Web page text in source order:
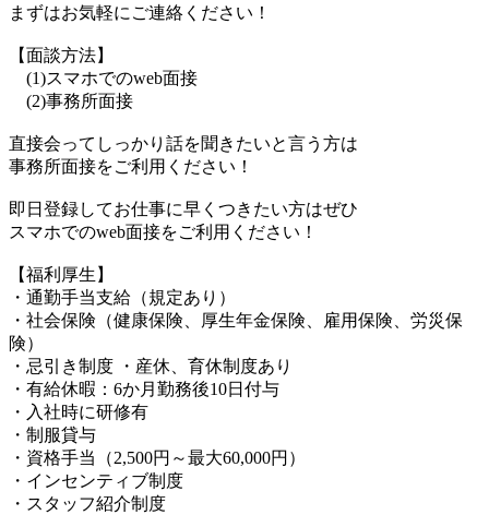
まずはお気軽にご連絡ください！
【面談方法】
(1)スマホでのweb面接
(2)事務所面接
直接会ってしっかり話を聞きたいと言う方は
事務所面接をご利用ください！
即日登録してお仕事に早くつきたい方はぜひ
スマホでのweb面接をご利用ください！
【福利厚生】
・通勤手当支給（規定あり）
・社会保険（健康保険、厚生年金保険、雇用保険、労災保
険）
・忌引き制度 ・産休、育休制度あり
・有給休暇：6か月勤務後10日付与
・入社時に研修有
・制服貸与
・資格手当（2,500円～最大60,000円）
・インセンティブ制度
・スタッフ紹介制度